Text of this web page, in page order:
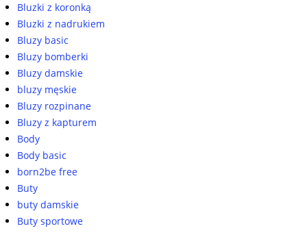
Bluzki z koronką
Bluzki z nadrukiem
Bluzy basic
Bluzy bomberki
Bluzy damskie
bluzy męskie
Bluzy rozpinane
Bluzy z kapturem
Body
Body basic
born2be free
Buty
buty damskie
Buty sportowe